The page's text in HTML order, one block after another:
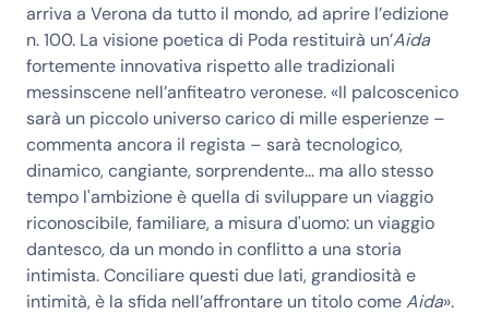
arriva a Verona da tutto il mondo, ad aprire l’edizione
n. 100. La visione poetica di Poda restituirà un’Aida
fortemente innovativa rispetto alle tradizionali
messinscene nell’anfiteatro veronese. «Il palcoscenico
sarà un piccolo universo carico di mille esperienze –
commenta ancora il regista – sarà tecnologico,
dinamico, cangiante, sorprendente… ma allo stesso
tempo l'ambizione è quella di sviluppare un viaggio
riconoscibile, familiare, a misura d'uomo: un viaggio
dantesco, da un mondo in conflitto a una storia
intimista. Conciliare questi due lati, grandiosità e
intimità, è la sfida nell’affrontare un titolo comeAida».